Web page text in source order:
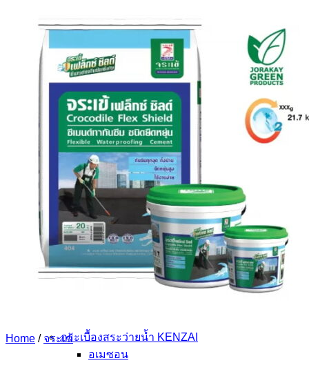
for:
สินค้า
กระเบื้องสระว่ายนํ้า
กระเบื้องสระว่ายน้ำ Cotto
กระเบื้องสระว่ายน้ำ HGn
กระเบื้องสระว่ายน้ำ TGs
กระเบื้องสระว่ายน้ำหินธรรมชาติ
กระเบื้องสระว่ายนํ้า Porcelain stone รุ่น
Kyanite stone
กระเบื้องขอบสระว่ายน้ำ
กระเบื้องลายโบราณ
กระเบื้องSubway
กระเบื้องเคนไซ
แกรนิตโต้ ไทล์
กระเบื้องสระว่ายน้ำ KENZAI
อเมซอน
Home / จระเข้